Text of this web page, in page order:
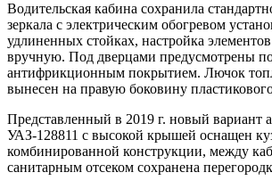
Водительская кабина сохранила
зеркала с электрическим обогревом
удлиненных стойках, настройка
вручную. Под дверцами предусмотрены
антифрикционным покрытием. Лючок
вынесен на правую боковину
Представленный в 2019 г. новый вариант
УАЗ-128811 с высокой крышей оснащен
комбинированной конструкции, между
санитарным отсеком сохранена